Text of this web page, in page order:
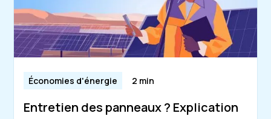
Économies d'énergie 2 min
Entretien des panneaux ? Explication